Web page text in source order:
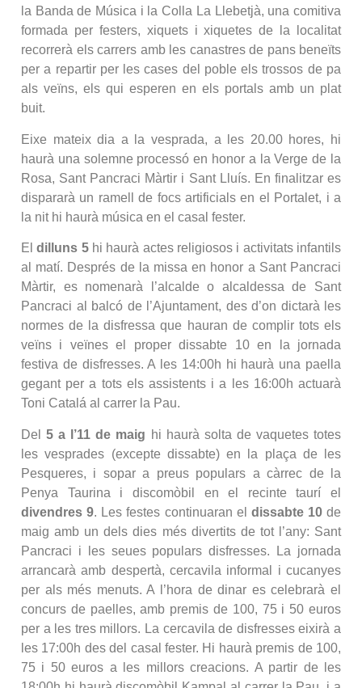
la Banda de Música i la Colla La Llebetjà, una comitiva
formada per festers, xiquets i xiquetes de la localitat
recorrerà els carrers amb les canastres de pans beneïts
per a repartir per les cases del poble els trossos de pa
als veïns, els qui esperen en els portals amb un plat
buit.
Eixe mateix dia a la vesprada, a les 20.00 hores, hi
haurà una solemne processó en honor a la Verge de la
Rosa, Sant Pancraci Màrtir i Sant Lluís. En finalitzar es
dispararà un ramell de focs artificials en el Portalet, i a
la nit hi haurà música en el casal fester.
Eldilluns 5hi haurà actes religiosos i activitats infantils
al matí. Després de la missa en honor a Sant Pancraci
Màrtir, es nomenarà l’alcalde o alcaldessa de Sant
Pancraci al balcó de l’Ajuntament, des d’on dictarà les
normes de la disfressa que hauran de complir tots els
veïns i veïnes el proper dissabte 10 en la jornada
festiva de disfresses. A les 14:00h hi haurà una paella
gegant per a tots els assistents i a les 16:00h actuarà
Toni Catalá al carrer la Pau.
Del5 a l’11 de maig hi haurà solta de vaquetes totes
les vesprades (excepte dissabte) en la plaça de les
Pesqueres, i sopar a preus populars a càrrec de la
Penya Taurina i discomòbil en el recinte taurí el
divendres 9. Les festes continuaran el dissabte 10de
maig amb un dels dies més divertits de tot l’any: Sant
Pancraci i les seues populars disfresses. La jornada
arrancarà amb despertà, cercavila informal i cucanyes
per als més menuts. A l’hora de dinar es celebrarà el
concurs de paelles, amb premis de 100, 75 i 50 euros
per a les tres millors. La cercavila de disfresses eixirà a
les 17:00h des del casal fester. Hi haurà premis de 100,
75 i 50 euros a les millors creacions. A partir de les